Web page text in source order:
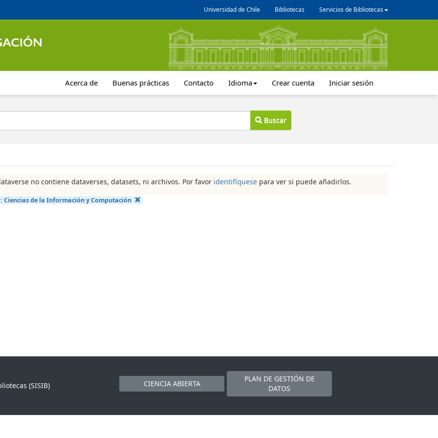
Universidad de Chile Bibliotecas Servicios de Bibliotecas
Acerca de Buenas prácticas Contacto Idioma Crear cuenta Iniciar sesión
Buscar
no contiene dataverses, datasets, ni archivos. Por favor identifíquese para ver si puede añadirlos.
Ciencias de la Información y Computación
(SISIB)
CIENCIA ABIERTA
PLAN DE GESTIÓN DE
DATOS